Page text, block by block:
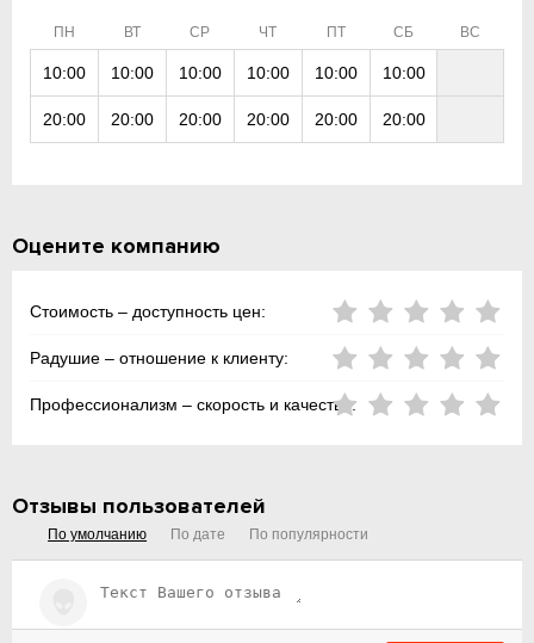
ПН ВТ СР ЧТ ПТ СБ ВС
10:00 10:00 10:00 10:00 10:00 10:00
20:00 20:00 20:00 20:00 20:00 20:00
Оцените компанию
Стоимость – доступность цен:
Радушие – отношение к клиенту:
Профессионализм – скорость и качество:
Отзывы пользователей
По умолчанию По дате По популярности